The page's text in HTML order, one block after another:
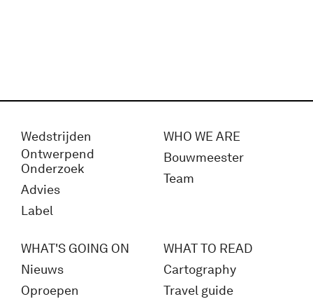
Wedstrijden
Ontwerpend
Onderzoek
Advies
Label
WHO WE ARE
Bouwmeester
Team
WHAT'S GOING ON
Nieuws
Oproepen
WHAT TO READ
Cartography
Travel guide